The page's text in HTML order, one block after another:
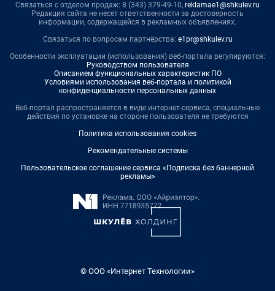
Связаться с отделом продаж: 8 (343) 379-49-10, reklamae1@shkulev.ru
Редакция сайта не несет ответственности за достоверность
информации, содержащейся в рекламных объявлениях.
Связаться по вопросам партнёрства: e1pr@shkulev.ru
Особенности эксплуатации (использования) веб-портала регулируются:
Руководством пользователя
Описанием функциональных характеристик ПО
Условиями использования веб-портала и политикой
конфиденциальности персональных данных
Веб-портал распространяется в виде интернет-сервиса, специальные
действия по установке на стороне пользователя не требуются
Политика использования cookies
Рекомендательные системы
Пользовательское соглашение сервиса «Подписка без баннерной
рекламы»
© ООО «Интернет Технологии»